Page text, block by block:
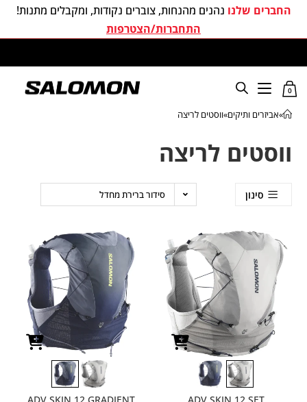
החברים שלנו נהנים מהנחות, צוברים נקודות, ומקבלים מתנות!
התחברות/הצטרפות
0
ווסטים לריצה
»אביזרים ותיקים»ווסטים לריצה
סינון סידור ברירת מחדל
ADV SKIN 12 SET
ADV SKIN 12 GRADIENT